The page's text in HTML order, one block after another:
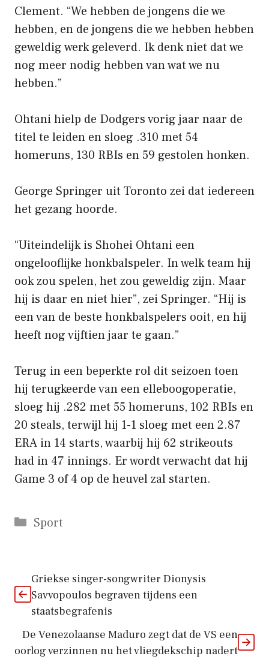
Clement. “We hebben de jongens die we
hebben, en de jongens die we hebben hebben
geweldig werk geleverd. Ik denk niet dat we
nog meer nodig hebben van wat we nu
hebben.”
Ohtani hielp de Dodgers vorig jaar naar de
titel te leiden en sloeg .310 met 54
homeruns, 130 RBIs en 59 gestolen honken.
George Springer uit Toronto zei dat iedereen
het gezang hoorde.
“Uiteindelijk is Shohei Ohtani een
ongelooflijke honkbalspeler. In welk team hij
ook zou spelen, het zou geweldig zijn. Maar
hij is daar en niet hier”, zei Springer. “Hij is
een van de beste honkbalspelers ooit, en hij
heeft nog vijftien jaar te gaan.”
Terug in een beperkte rol dit seizoen toen
hij terugkeerde van een elleboogoperatie,
sloeg hij .282 met 55 homeruns, 102 RBIs en
20 steals, terwijl hij 1-1 sloeg met een 2.87
ERA in 14 starts, waarbij hij 62 strikeouts
had in 47 innings. Er wordt verwacht dat hij
Game 3 of 4 op de heuvel zal starten.
Categorieën
Sport
Griekse singer-songwriter Dionysis
Savvopoulos begraven tijdens een
staatsbegrafenis
De Venezolaanse Maduro zegt dat de VS een
oorlog verzinnen nu het vliegdekschip nadert